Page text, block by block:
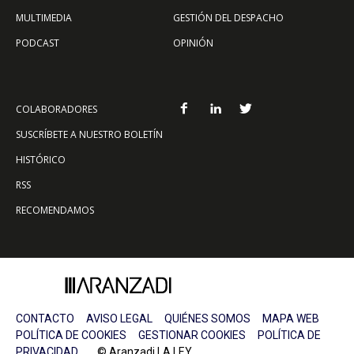
MULTIMEDIA
PODCAST
GESTIÓN DEL DESPACHO
OPINIÓN
COLABORADORES
SUSCRÍBETE A NUESTRO BOLETÍN
HISTÓRICO
RSS
RECOMENDAMOS
CONTACTO AVISO LEGAL QUIÉNES SOMOS
MAPA WEB
POLÍTICA DE COOKIES
GESTIONAR COOKIES
POLÍTICA DE
PRIVACIDAD © Aranzadi LA LEY